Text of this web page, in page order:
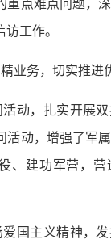
重点难点问题，
工作。
业务，切实推进
动，扎实开展
活动，增强了军
、建功军营，
国主义精神，